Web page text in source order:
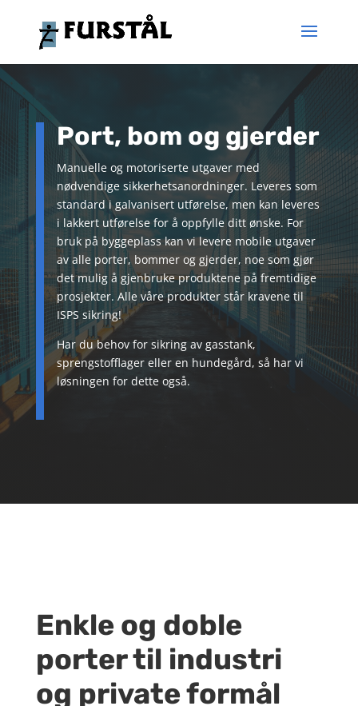
Port, bom og gjerder
Manuelle og motoriserte utgaver med
nødvendige sikkerhetsanordninger. Leveres som
standard i galvanisert utførelse, men kan leveres
i lakkert utførelse for å oppfylle ditt ønske. For
bruk på byggeplass kan vi levere mobile utgaver
av alle porter, bommer og gjerder, noe som gjør
det mulig å gjenbruke produktene på fremtidige
prosjekter. Alle våre produkter står kravene til
ISPS sikring!
Har du behov for sikring av gasstank,
sprengstofflager eller en hundegård, så har vi
løsningen for dette også.
Enkle og doble
porter til industri
og private formål